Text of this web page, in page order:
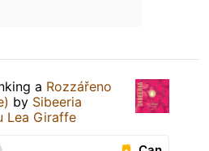
a Rozzářeno
by Sibeeria
Lea Giraffe